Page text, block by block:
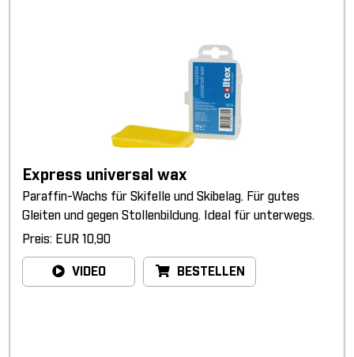
Express universal wax
Paraffin-Wachs für Skifelle und Skibelag. Für gutes
Gleiten und gegen Stollenbildung. Ideal für unterwegs.
Preis: EUR 10,90
VIDEO BESTELLEN